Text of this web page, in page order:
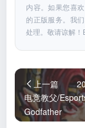
内容。如果您喜
的正版服务。我
处理。敬请谅解
上一篇
电竞教父/
Godfather